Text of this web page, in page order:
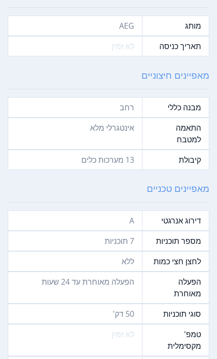
מותג
AEG
תאריך כניסה
לא זמין
מאפיינים חיצוניים
מבנה כללי
רחב
התאמה
למטבח
אינטגרלי מלא
קיבולת 13‏ מערכות כלים
מאפיינים טכניים
דירוג אנרגטי
A
מספר תוכניות
7‏ תוכניות
לחצן חצי כמות
ללא
הפעלה
מאוחרת
הפעלה מאוחרת עד 24 שעות
סוגי תוכניות
50 דק'
טמפ'
מקסימלית
לא זמין